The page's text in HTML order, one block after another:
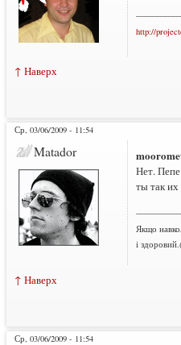
http://
↑ Наверх
Ср, 03/06/2009 - 11:54
Matador
Нет.
ты так
Якщо
і
↑ Наверх
Ср, 03/06/2009 - 11:54